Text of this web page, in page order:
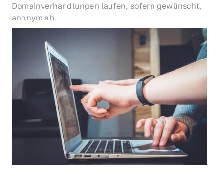
Domainverhandlungen laufen, sofern gewünscht,
anonym ab.